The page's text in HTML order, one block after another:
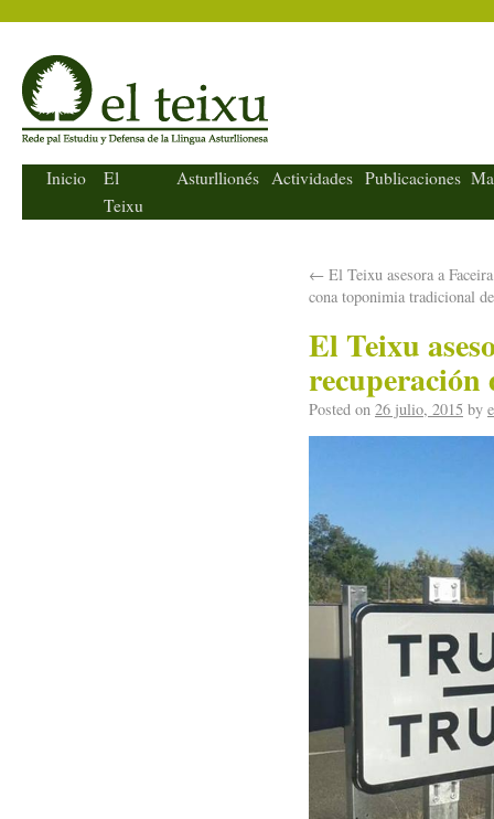
El Teixu
Inicio
El
Teixu
Asturllionés Actividades Publicaciones
← El Teixu asesora a
cona toponimia tradicional
El Teixu
Posted on 26 julio, 2015 by